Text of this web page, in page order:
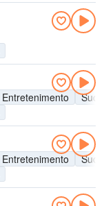
Entretenimento
Entretenimento